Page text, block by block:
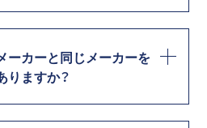
ーカーと同じメーカーを
りますか？